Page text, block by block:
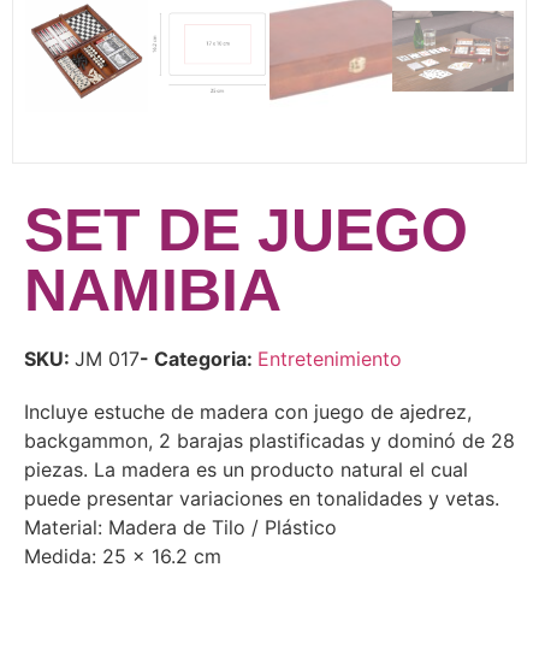
SET DE JUEGO
NAMIBIA
SKU: JM 017- Categoria: Entretenimiento
Incluye estuche de madera con juego de ajedrez,
backgammon, 2 barajas plastificadas y dominó de 28
piezas. La madera es un producto natural el cual
puede presentar variaciones en tonalidades y vetas.
Material: Madera de Tilo / Plástico
Medida: 25 x 16.2 cm